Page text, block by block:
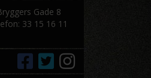
Gade 8
33 15 16 11